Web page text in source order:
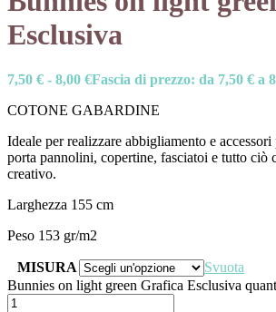
Esclusiva
7,50 € - 8,00 €Fascia di prezzo: da 7,50 € a
COTONE GABARDINE
Ideale per realizzare abbigliamento e
porta pannolini, copertine, fasciatoi e tutto ciò
creativo.
Larghezza 155 cm
Peso 153 gr/m2
MISURA
Svuota
Bunnies on light green Grafica Esclusiva